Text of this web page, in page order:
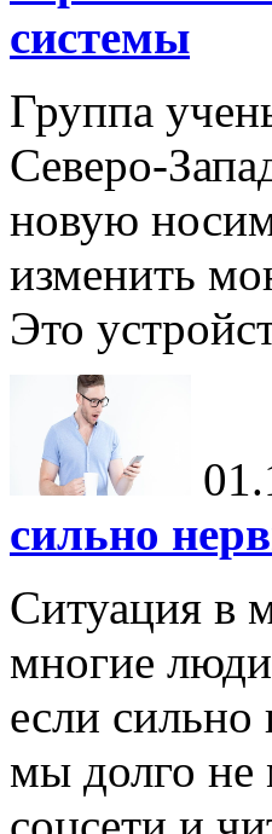
системы
Группа
Северо-
новую
изменить
Это
сильно
Ситуация в
многие
если
мы долго не